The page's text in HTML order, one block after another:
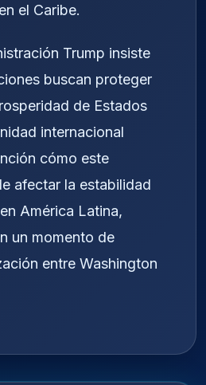
el Caribe.
Trump insiste
buscan proteger
de Estados
internacional
cómo este
afectar la estabilidad
América Latina,
un momento de
entre Washington